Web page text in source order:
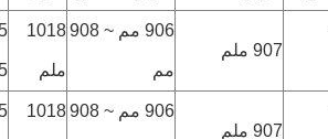
907 ملم
906 مم ~ 908
مم
1018
ملم
907 ملم
906 مم ~ 9081018